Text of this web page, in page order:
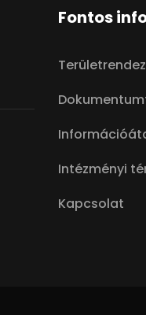
Fontos
Intézményi
Kapcsolat